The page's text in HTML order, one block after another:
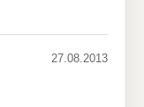
27.08.2013